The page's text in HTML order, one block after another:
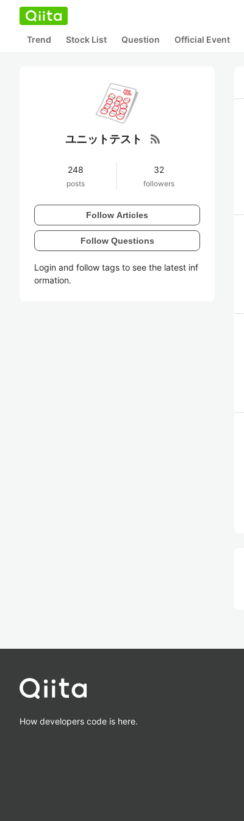
Trend Stock List Question Official Event
ユニットテスト rss_feed
248
posts
32
followers
Follow Articles
Follow Questions
Login and follow tags to see the latest inf
ormation.
How developers code is here.